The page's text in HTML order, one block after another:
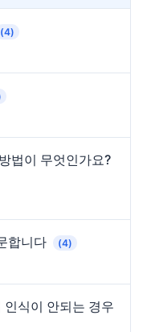
(4)
법이 무엇인가요?
합니다
(4)
식이 안되는 경우